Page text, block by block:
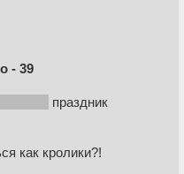
- 39
праздник
как кролики?!